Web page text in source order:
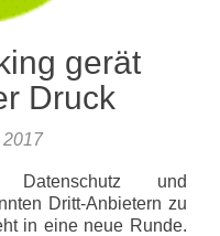
gerät
Druck
2017
und
Dritt-Anbietern zu
in eine neue Runde.